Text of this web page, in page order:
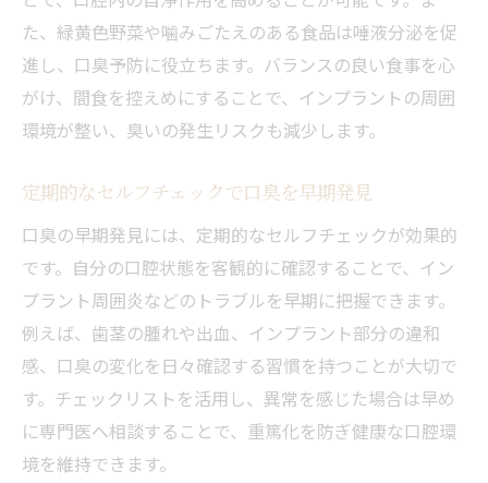
た、緑黄色野菜や噛みごたえのある食品は唾液分泌を促
進し、口臭予防に役立ちます。バランスの良い食事を心
がけ、間食を控えめにすることで、インプラントの周囲
環境が整い、臭いの発生リスクも減少します。
定期的なセルフチェックで口臭を早期発見
口臭の早期発見には、定期的なセルフチェックが効果的
です。自分の口腔状態を客観的に確認することで、イン
プラント周囲炎などのトラブルを早期に把握できます。
例えば、歯茎の腫れや出血、インプラント部分の違和
感、口臭の変化を日々確認する習慣を持つことが大切で
す。チェックリストを活用し、異常を感じた場合は早め
に専門医へ相談することで、重篤化を防ぎ健康な口腔環
境を維持できます。